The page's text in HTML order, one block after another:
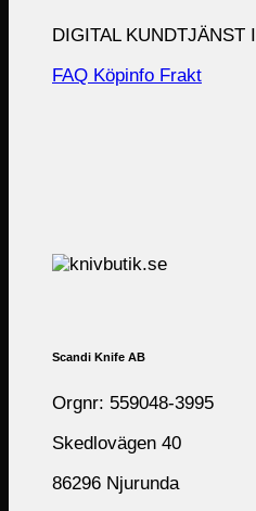
DIGITAL KUNDTJÄNST
FAQ Köpinfo Frakt
Scandi Knife AB
Orgnr: 559048-3995
Skedlovägen 40
86296 Njurunda